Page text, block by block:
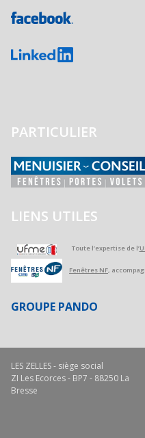
PARTICULIER
LIENS UTILES
Toute l’expertise de l’
Fenêtres NF,
GROUPE PANDO
LES ZELLES - siège social
ZI Les Ecorces - BP7 - 88250 La
Bresse